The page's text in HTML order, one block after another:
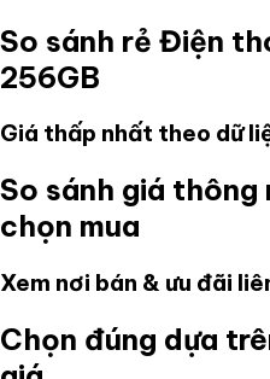
So sánh rẻ Điện
256GB
Giá thấp nhất theo dữ
So sánh giá
chọn mua
Xem nơi bán & ưu đãi
Chọn đúng dựa